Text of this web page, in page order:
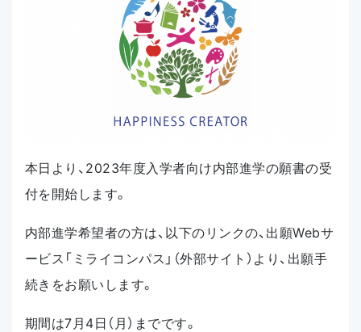
本日より、2023年度入学者向け内部進学の願書の受
付を開始します。
内部進学希望者の方は、以下のリンクの、出願Webサ
ービス「ミライコンパス」（外部サイト）より、出願手
続きをお願いします。
期間は7月4日（月）までです。